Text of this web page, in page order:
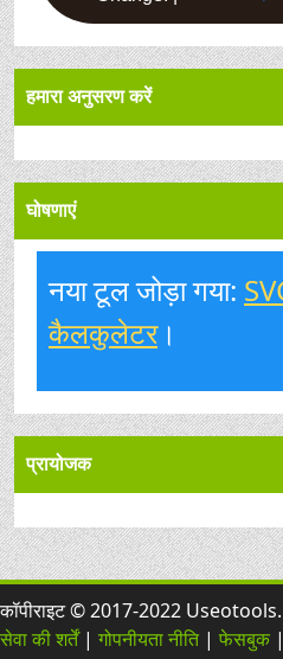
हमारा अनुसरण करें
घोषणाएं
नया टूल जोड़ा गया:
कैलकुलेटर।
प्रायोजक
कॉपीराइट © 2017-2022 Useotools.
सेवा की शर्तें| गोपनीयता नीति| फेसबुक |